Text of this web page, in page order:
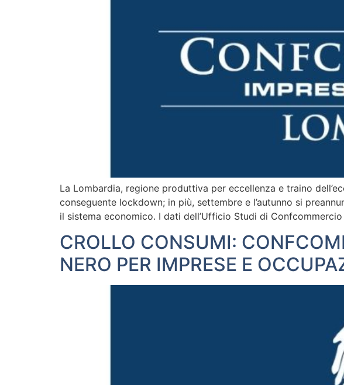
La Lombardia, regione produttiva per eccellenza e traino
conseguente lockdown; in più, settembre e l’autunno si
il sistema economico. I dati dell’Ufficio Studi di
CROLLO CONSUMI:
NERO PER IMPRESE E